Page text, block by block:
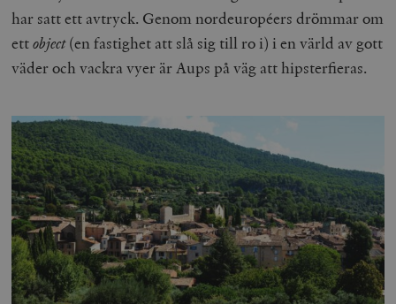
har satt ett avtryck. Genom nordeuropéers drömmar om
ettobject(en fastighet att slå sig till ro i) i en värld av gott
väder och vackra vyer är Aups på väg att hipsterfieras.